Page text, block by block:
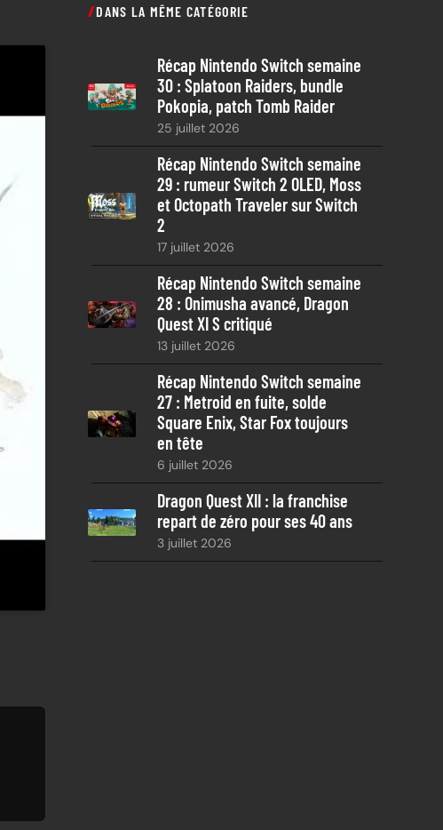
h
c
h
DANS LA MÊME CATÉGORIE
Récap Nintendo Switch semaine
30 : Splatoon Raiders, bundle
Pokopia, patch Tomb Raider
25 juillet 2026
Récap Nintendo Switch semaine
29 : rumeur Switch 2 OLED, Moss
et Octopath Traveler sur Switch
2
17 juillet 2026
Récap Nintendo Switch semaine
28 : Onimusha avancé, Dragon
Quest XI S critiqué
13 juillet 2026
Récap Nintendo Switch semaine
27 : Metroid en fuite, solde
Square Enix, Star Fox toujours
en tête
6 juillet 2026
Dragon Quest XII : la franchise
repart de zéro pour ses 40 ans
3 juillet 2026